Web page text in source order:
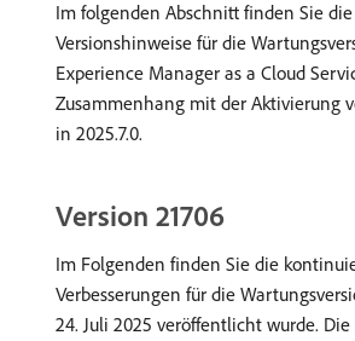
Im folgenden Abschnitt finden Sie
Versionshinweise für die
Experience Manager as a Cloud
Zusammenhang mit der Aktivierung
in 2025.7.0.
Version 21706
Im Folgenden finden Sie die
Verbesserungen für die
24. Juli 2025 veröffentlicht wurde.